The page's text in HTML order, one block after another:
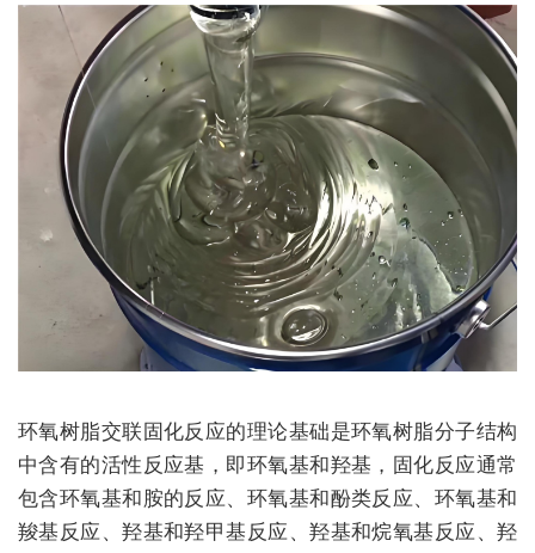
环氧树脂交联固化反应的理论基础是环氧树脂分子结构
中含有的活性反应基，即环氧基和羟基，固化反应通常
包含环氧基和胺的反应、环氧基和酚类反应、环氧基和
羧基反应、羟基和羟甲基反应、羟基和烷氧基反应、羟